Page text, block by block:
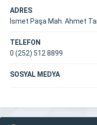
ADRES
İsmet Paşa Mah. Ahmet
TELEFON
0 (252) 512 8899
SOSYAL MEDYA